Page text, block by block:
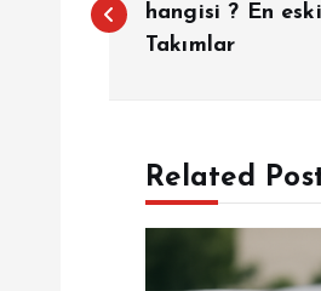
a
hangisi ? En
Takımlar
Related